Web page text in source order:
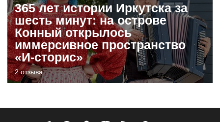
365 лет истории Иркутска за
шесть минут: на острове
Конный открылось
иммерсивное пространство
«И-сторис»
2 отзыва